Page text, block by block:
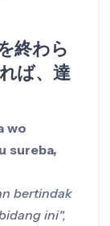
終わら
ば、達
wo
sureba,
bertindak
ini",